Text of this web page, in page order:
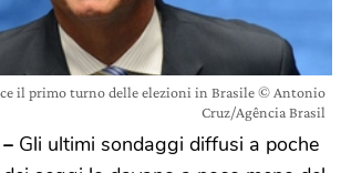
il primo turno delle elezioni in Brasile © Antonio
Cruz/Agência Brasil
Gli ultimi sondaggi diffusi a poche